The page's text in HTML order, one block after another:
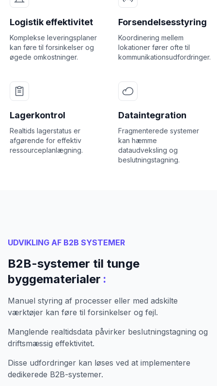
Logistik effektivitet
Komplekse leveringsplaner
kan føre til forsinkelser og
øgede omkostninger.
Forsendelsesstyring
Koordinering mellem
lokationer fører ofte til
kommunikationsudfordringer.
Lagerkontrol
Realtids lagerstatus er
afgørende for effektiv
ressourceplanlægning.
Dataintegration
Fragmenterede systemer
kan hæmme
dataudveksling og
beslutningstagning.
UDVIKLING AF B2B SYSTEMER
B2B-systemer til tunge
byggematerialer :
Manuel styring af processer eller med adskilte
værktøjer kan føre til forsinkelser og fejl.
Manglende realtidsdata påvirker beslutningstagning og
driftsmæssig effektivitet.
Disse udfordringer kan løses ved at implementere
dedikerede B2B-systemer.